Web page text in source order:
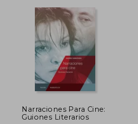
₡ 6.440
Narraciones Para Cine:
Guiones Literarios